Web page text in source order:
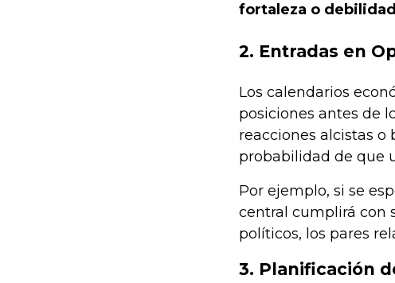
fortaleza o
2. Entradas en
Los calendarios
posiciones antes de
reacciones alcistas o
probabilidad de que
Por ejemplo, si se
central cumplirá con
políticos, los pares
3. Planificación